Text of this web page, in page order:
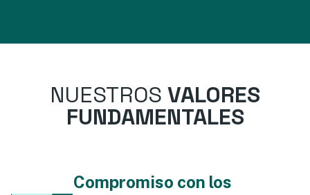
NUESTROS VALORES
FUNDAMENTALES
Compromiso con los